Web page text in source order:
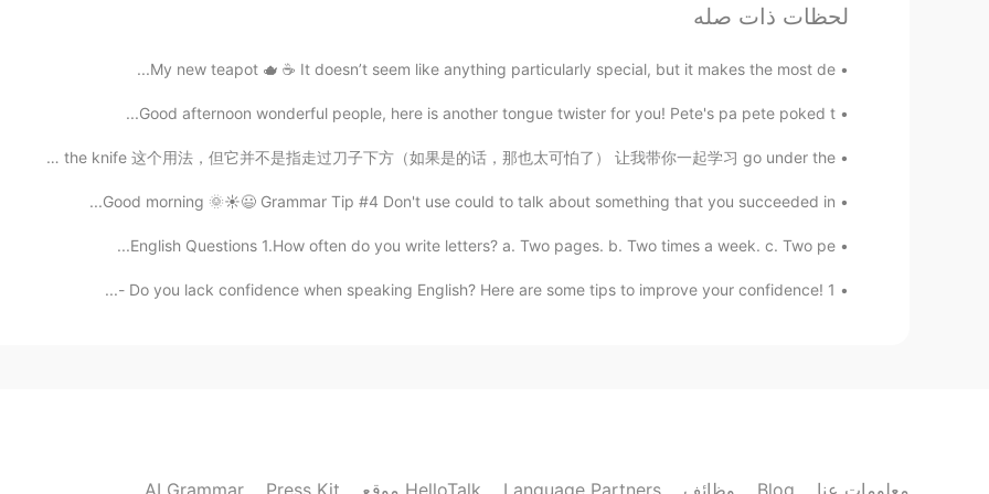
yukie
2019.10.21 16:51
そういう時あるよね
JP
EN
最近、何でかよく分か ないけど、日本語能力 に自信が下 てきてる。
لحظات ذات صله
My new teapot 🫖 ☕️ It doesn’t seem like anything particularly special, but it makes the most de...
Good afternoon wonderful people, here is another tongue twister for you! Pete's pa pete poked t...
我们都知道 knife 是刀子，而你可能也听过 go under the knife 这个用法，但它并不是指走过刀子下方（如果是的话，那也太可怕了） 让我带你一起学习 go under the ...
Good morning 🌞☀️😃 Grammar Tip #4 Don't use could to talk about something that you succeeded in...
English Questions 1.How often do you write letters? a. Two pages. b. Two times a week. c. Two pe...
Do you lack confidence when speaking English? Here are some tips to improve your confidence! 1 -...
AI Grammar Press Kit موقع HelloTalk Language Partners وظائف Blog معلومات عنا